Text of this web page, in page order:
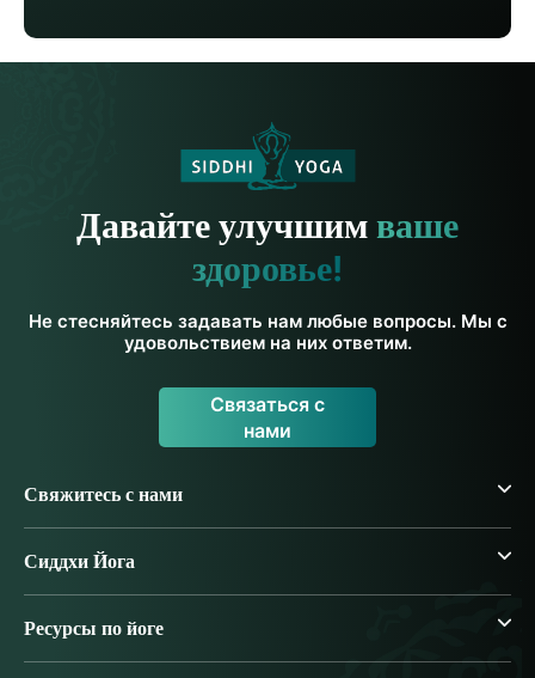
Давайте улучшимваше
здоровье!
Не стесняйтесь задавать нам любые вопросы. Мы с
удовольствием на них ответим.
Связаться с
нами
Свяжитесь с нами
Сиддхи Йога
Ресурсы по йоге